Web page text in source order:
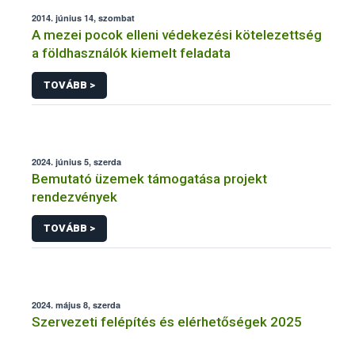
2014. június 14, szombat
A mezei pocok elleni védekezési kötelezettség
a földhasználók kiemelt feladata
TOVÁBB >
2024. június 5, szerda
Bemutató üzemek támogatása projekt
rendezvények
TOVÁBB >
2024. május 8, szerda
Szervezeti felépítés és elérhetőségek 2025